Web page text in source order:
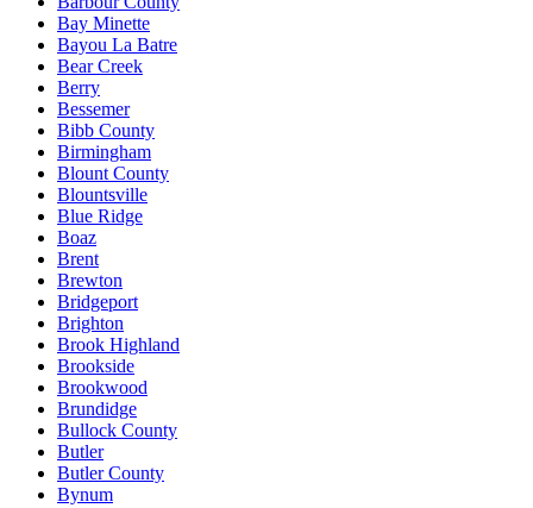
Bay Minette
Bayou La Batre
Bear Creek
Berry
Bessemer
Bibb County
Birmingham
Blount County
Blountsville
Blue Ridge
Boaz
Brent
Brewton
Bridgeport
Brighton
Brook Highland
Brookside
Brookwood
Brundidge
Bullock County
Butler
Butler County
Bynum